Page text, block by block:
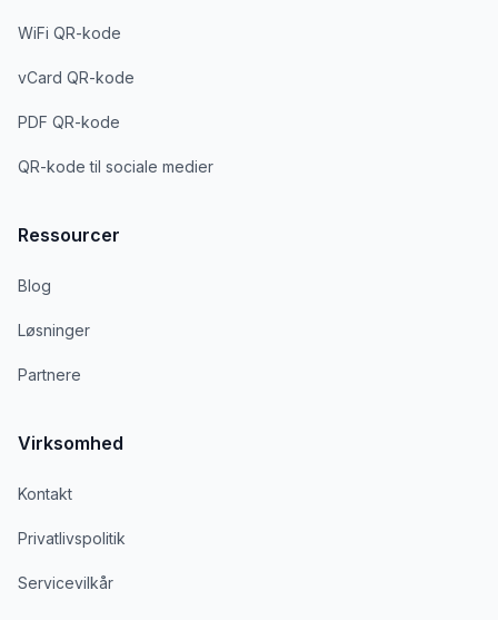
WiFi QR-kode
vCard QR-kode
PDF QR-kode
QR-kode til sociale medier
Ressourcer
Blog
Løsninger
Partnere
Virksomhed
Kontakt
Privatlivspolitik
Servicevilkår